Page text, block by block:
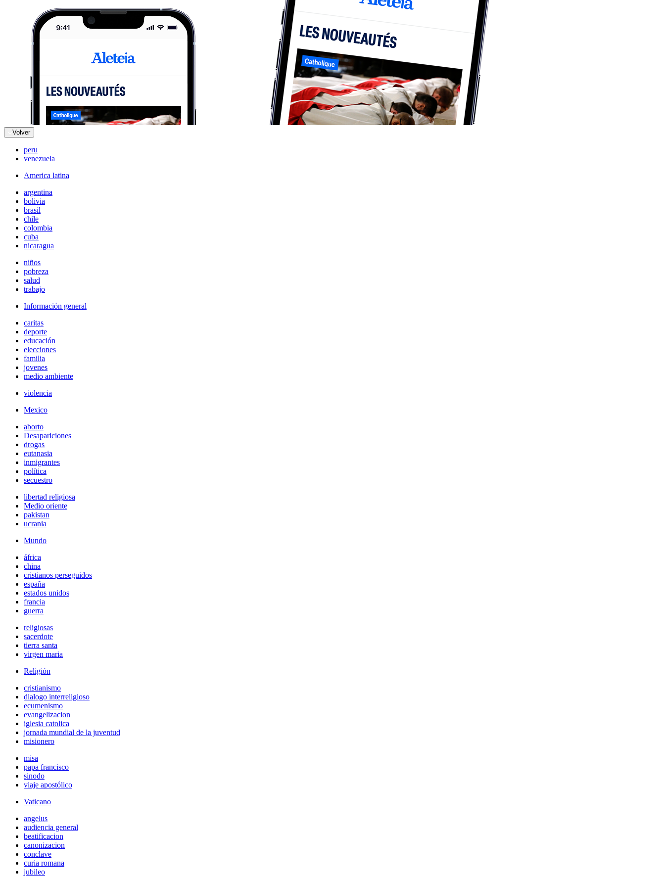
Volver
peru
venezuela
America latina
argentina
bolivia
brasil
chile
colombia
cuba
nicaragua
niños
pobreza
salud
trabajo
Información general
caritas
deporte
educación
elecciones
familia
jovenes
medio ambiente
violencia
Mexico
aborto
Desapariciones
drogas
eutanasia
inmigrantes
política
secuestro
libertad religiosa
Medio oriente
pakistan
ucrania
Mundo
áfrica
china
cristianos perseguidos
españa
estados unidos
francia
guerra
religiosas
sacerdote
tierra santa
virgen maria
Religión
cristianismo
dialogo interreligioso
ecumenismo
evangelizacion
iglesia catolica
jornada mundial de la juventud
misionero
misa
papa francisco
sinodo
viaje apostólico
Vaticano
angelus
audiencia general
beatificacion
canonizacion
conclave
curia romana
jubileo